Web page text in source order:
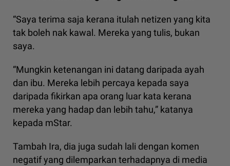
“Saya terima saja kerana itulah netizen yang kita
tak boleh nak kawal. Mereka yang tulis, bukan
saya.
“Mungkin ketenangan ini datang daripada ayah
dan ibu. Mereka lebih percaya kepada saya
daripada fikirkan apa orang luar kata kerana
mereka yang hadap dan lebih tahu,” katanya
kepada mStar.
Tambah Ira, dia juga sudah lali dengan komen
negatif yang dilemparkan terhadapnya di media